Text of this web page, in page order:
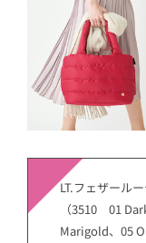
LT.フェザール
（3510 01
Marigold、05